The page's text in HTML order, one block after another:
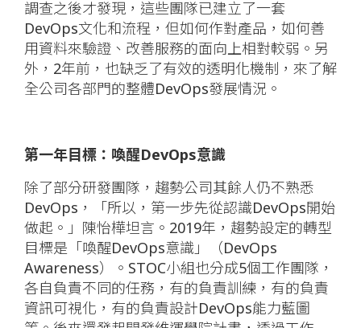
調查之後才發現，這些團隊已建立了一套
DevOps文化和流程，但如何作對產品，如何善
用資料來驗證、改善服務的面向上相對較弱。另
外，2年前，也缺乏了有效的透明化機制，來了解
全公司各部門的整體DevOps發展情況。
第一年目標：喚醒DevOps意識
除了部分研發團隊，趨勢公司其餘人仍不熟悉
DevOps，「所以，第一步先從認識DevOps開始
做起。」陳怡樺坦言。2019年，趨勢設定的轉型
目標是「喚醒DevOps意識」（DevOps
Awareness）。STOC小組也分成5個工作團隊，
各自負責不同的任務，有的負責訓練，有的負責
資訊可視化，有的負責設計DevOps能力藍圖